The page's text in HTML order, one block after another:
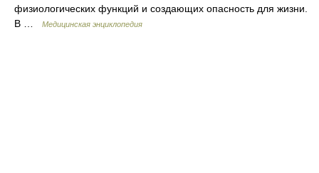
физиологических функций и создающих опасность для жизни.
В …
Медицинская энциклопедия